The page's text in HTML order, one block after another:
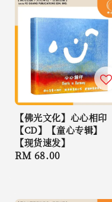
【佛光文化】心心相印
【CD】【童心专辑】
【现货速发】
Regular
RM 68.00